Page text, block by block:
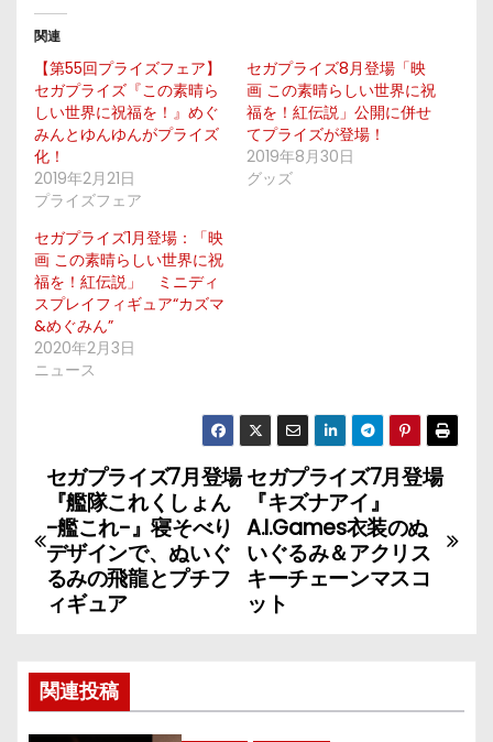
関連
【第55回プライズフェア】
セガプライズ『この素晴ら
しい世界に祝福を！』めぐ
みんとゆんゆんがプライズ
化！
2019年2月21日
プライズフェア
セガプライズ8月登場「映
画 この素晴らしい世界に祝
福を！紅伝説」公開に併せ
てプライズが登場！
2019年8月30日
グッズ
セガプライズ1月登場：「映
画 この素晴らしい世界に祝
福を！紅伝説」 ミニディ
スプレイフィギュア“カズマ
&めぐみん”
2020年2月3日
ニュース
投
稿
ナ
ビ
ゲ
ー
セガプライズ7月登場
『キズナアイ』
A.I.Games衣装のぬ
いぐるみ＆アクリス
キーチェーンマスコ
ット
セガプライズ7月登場
『艦隊これくしょん
-艦これ-』寝そべり
デザインで、ぬいぐ
るみの飛龍とプチフ
ィギュア
関連投稿